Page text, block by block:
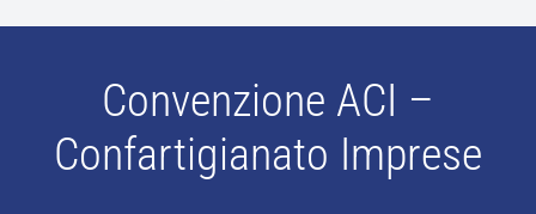
Convenzione ACI –
Confartigianato Imprese